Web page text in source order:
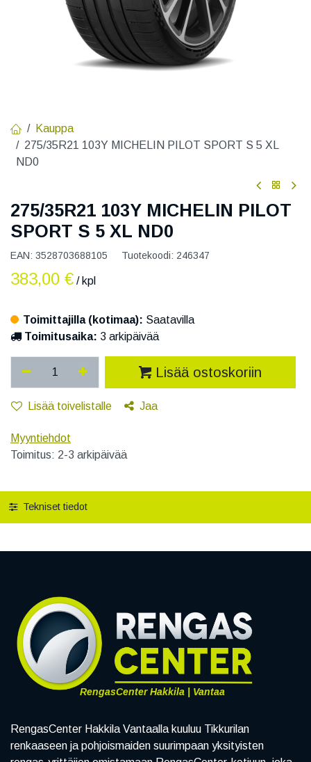
Kauppa
275/35R21 103Y MICHELIN PILOT SPORT S 5 XL
ND0
275/35R21 103Y MICHELIN PILOT
SPORT S 5 XL ND0
EAN: 3528703688105 Tuotekoodi: 246347
383,00 € / kpl
Toimittajilla (kotimaa): Saatavilla
Toimitusaika: 3 arkipäivää
Lisää ostoskoriin
Lisää toivelistalle Jaa
Myyntiehdot
Toimitus: 2-3 arkipäivää
Tekniset tiedot
RengasCenter Hakkila | Vantaa
RengasCenter Hakkila Vantaalla kuuluu Tikkurilan
renkaaseen ja pohjoismaiden suurimpaan yksityisten